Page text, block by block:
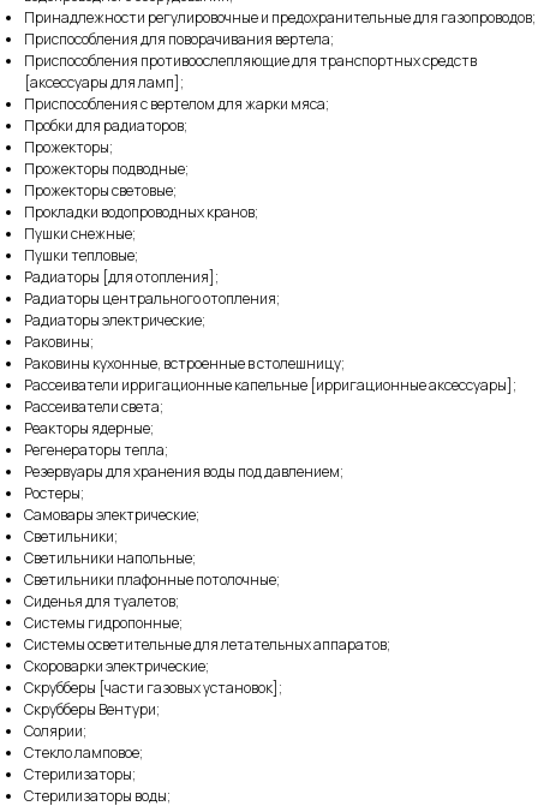
Принадлежности регулировочные и предохранительные для газопроводов;
Приспособления для поворачивания вертела;
Приспособления противоослепляющие для транспортных средств
[аксессуары для ламп];
Приспособления с вертелом для жарки мяса;
Пробки для радиаторов;
Прожекторы;
Прожекторы подводные;
Прожекторы световые;
Прокладки водопроводных кранов;
Пушки снежные;
Пушки тепловые;
Радиаторы [для отопления];
Радиаторы центрального отопления;
Радиаторы электрические;
Раковины;
Раковины кухонные, встроенные в столешницу;
Рассеиватели ирригационные капельные [ирригационные аксессуары];
Рассеиватели света;
Реакторы ядерные;
Регенераторы тепла;
Резервуары для хранения воды под давлением;
Ростеры;
Самовары электрические;
Светильники;
Светильники напольные;
Светильники плафонные потолочные;
Сиденья для туалетов;
Системы гидропонные;
Системы осветительные для летательных аппаратов;
Скороварки электрические;
Скрубберы [части газовых установок];
Скрубберы Вентури;
Солярии;
Стекло ламповое;
Стерилизаторы;
Стерилизаторы воды;